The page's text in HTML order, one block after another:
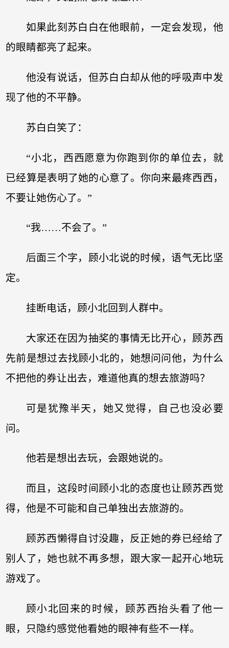
如果此刻苏白白在他眼前，一定会发现，他
的眼睛都亮了起来。
他没有说话，但苏白白却从他的呼吸声中发
现了他的不平静。
苏白白笑了：
“小北，西西愿意为你跑到你的单位去，就
已经算是表明了她的心意了。你向来最疼西西，
不要让她伤心了。”
“我……不会了。”
后面三个字，顾小北说的时候，语气无比坚
定。
挂断电话，顾小北回到人群中。
大家还在因为抽奖的事情无比开心，顾苏西
先前是想过去找顾小北的，她想问问他，为什么
不把他的券让出去，难道他真的想去旅游吗？
可是犹豫半天，她又觉得，自己也没必要
问。
他若是想出去玩，会跟她说的。
而且，这段时间顾小北的态度也让顾苏西觉
得，他是不可能和自己单独出去旅游的。
顾苏西懒得自讨没趣，反正她的券已经给了
别人了，她也就不再多想，跟大家一起开心地玩
游戏了。
顾小北回来的时候，顾苏西抬头看了他一
眼，只隐约感觉他看她的眼神有些不一样。